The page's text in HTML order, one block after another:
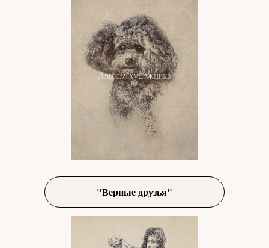
"Верные друзья"